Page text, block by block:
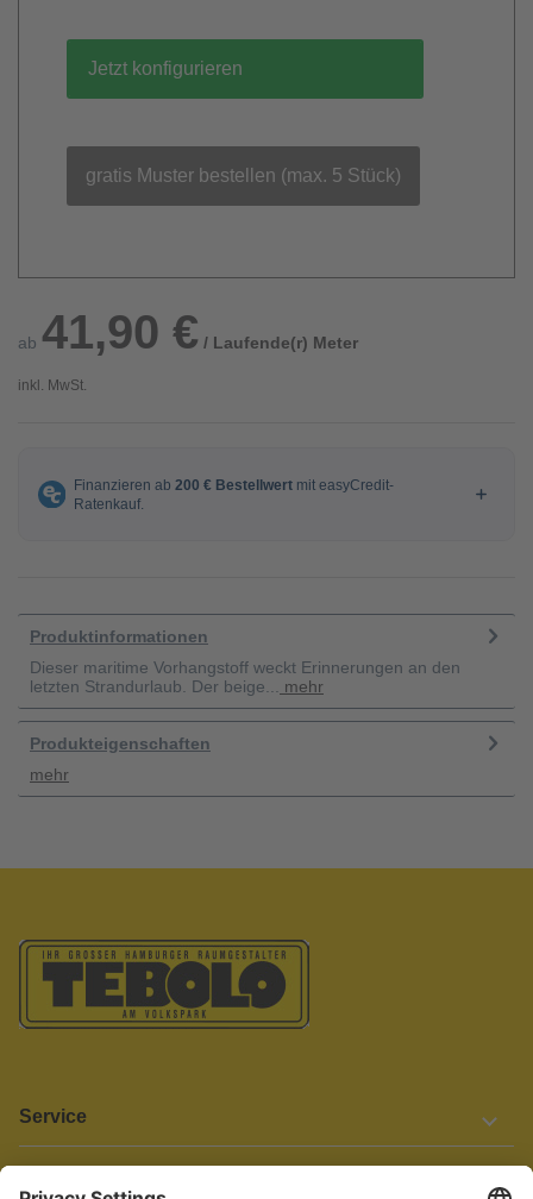
Jetzt konfigurieren
gratis Muster bestellen (max. 5 Stück)
ab 41,90 € / Laufende(r) Meter
inkl. MwSt.
Produktinformationen
Dieser maritime Vorhangstoff weckt Erinnerungen an den
letzten Strandurlaub. Der beige...
mehr
Produkteigenschaften
mehr
Service
Informationen